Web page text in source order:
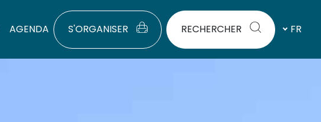
AGENDA S'ORGANISER RECHERCHER FR